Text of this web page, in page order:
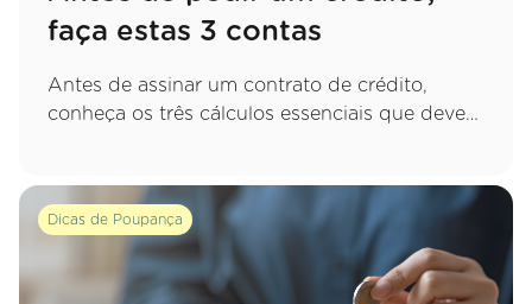
faça estas 3 contas
Antes de assinar um contrato de crédito,
conheça os três cálculos essenciais que deve
Dicas de Poupança